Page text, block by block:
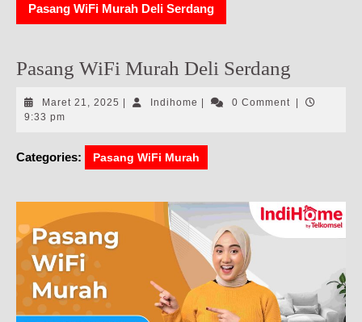
Pasang WiFi Murah Deli Serdang
Pasang WiFi Murah Deli Serdang
Maret 21, 2025 Maret
Indihome Indihome0 Comment
9:33 pm
Categories: Pasang WiFi Murah